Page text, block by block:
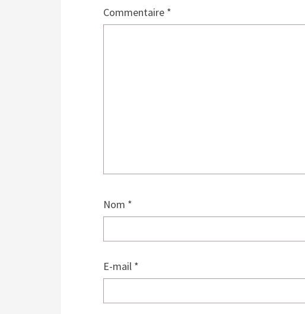
Commentaire *
Nom *
E-mail *